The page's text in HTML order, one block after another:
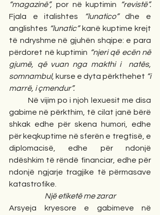
“magazinë”, por në kuptimin
“revistë”.
Fjala e italishtes
“lunatico” dhe e
anglishtes “lunatic” kanë kuptime krejt
të ndryshme në gjuhën shqipe: e para
përdoret në kuptimin “njeri që ecën në
gjumë, që vuan nga makthi i  natës,
somnambul, kurse e dyta përkthehet “i
marrë, i çmendur”.
gabime në përkthim, të cilat janë bërë
shkak edhe për skena humori, edhe
për keqkuptime në sferën e tregtisë, e
diplomacisë, edhe për ndonjë
ndëshkim të rëndë financiar, edhe për
ndonjë ngjarje tragjike të përmasave
katastrofike.
Një etiketë me zarar
Arsyeja kryesore e gabimeve në